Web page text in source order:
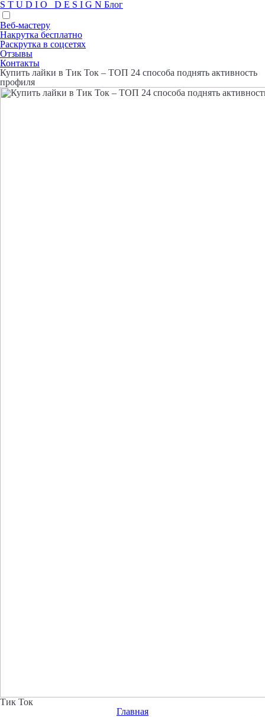
S T U D I O D E S I G N Блог
Веб-мастеру
Накрутка бесплатно
Раскрутка в соцсетях
Отзывы
Контакты
Купить лайки в Тик Ток – ТОП 24 способа поднять активность
профиля
Тик Ток
Главная